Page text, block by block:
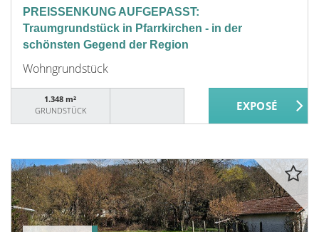
PREISSENKUNG AUFGEPASST:
Traumgrundstück in Pfarrkirchen - in der
schönsten Gegend der Region
Wohngrundstück
1.348 m²
GRUNDSTÜCK